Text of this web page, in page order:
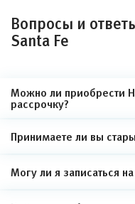
Вопросы и
Santa Fe
Можно ли приобрести
рассрочку?
Принимаете ли вы
Могу ли я записаться